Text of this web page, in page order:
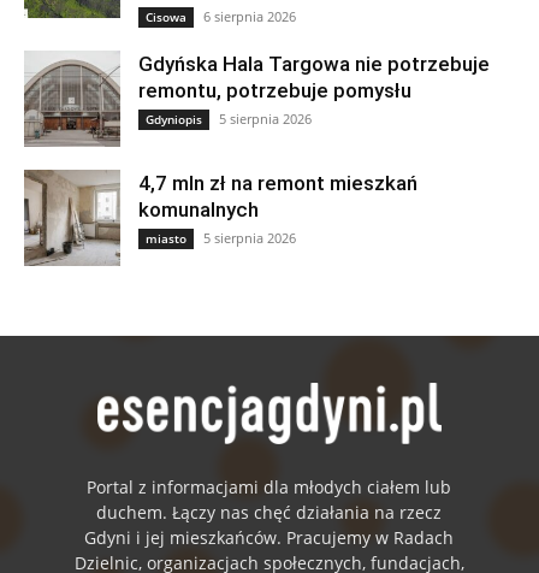
Cisowa 6 sierpnia 2026
Gdyńska Hala Targowa nie potrzebuje
remontu, potrzebuje pomysłu
Gdyniopis 5 sierpnia 2026
4,7 mln zł na remont mieszkań
komunalnych
miasto 5 sierpnia 2026
Portal z informacjami dla młodych ciałem lub
duchem. Łączy nas chęć działania na rzecz
Gdyni i jej mieszkańców. Pracujemy w Radach
Dzielnic, organizacjach społecznych, fundacjach,